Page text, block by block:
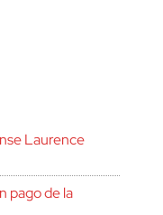
Laurence
pago de la